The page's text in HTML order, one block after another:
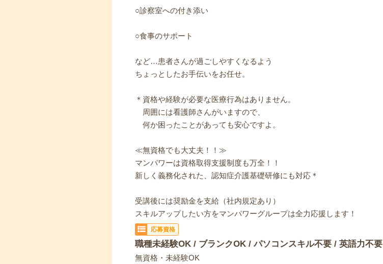
○診察室への付き添い
○食事のサポート
など…患者さんが過ごしやすくなるよう
ちょっとしたお手伝いをお任せ。
＊資格や経験が必要な医療行為はありません。
周囲には看護師さんがいますので、
何か困ったことがあっても安心ですよ。
≪無資格でも大丈夫！！≫
マンパワーは資格取得支援制度も万全！！
新しく義務化された、認知症介護基礎研修にも対応＊
受講後には奨励金を支給（社内規定あり）
スキルアップしたい方をマンパワーグループは全力応援します！
応募資格
職種未経験OK / ブランクOK / パソコンスキル不要 / 英語力不要
無資格・未経験OK